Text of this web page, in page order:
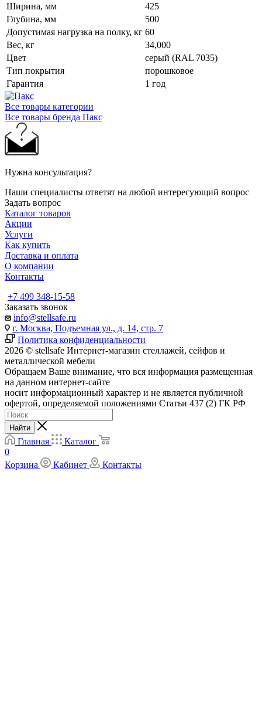
Ширина, мм
425
Глубина, мм
500
Допустимая нагрузка на полку, кг 60
Вес, кг
34,000
Цвет
серый (RAL 7035)
Тип покрытия
порошковое
Гарантия
1 год
Все товары категории
Все товары бренда Пакс
Нужна консультация?
Наши специалисты ответят на любой интересующий вопрос
Задать вопрос
Каталог товаров
Акции
Услуги
Как купить
Доставка и оплата
О компании
Контакты
+7 499 348-15-58
Заказать звонок
info@stellsafe.ru
г. Москва, Подъемная ул., д. 14, стр. 7
Политика конфиденциальности
2026 © stellsafe Интернет-магазин стеллажей, сейфов и
металлической мебели
Обращаем Ваше внимание, что вся информация размещенная
на данном интернет-сайте
носит информационный характер и не является публичной
офертой, определяемой положениями Статьи 437 (2) ГК РФ
Найти
Главная
Каталог
0
Корзина
Кабинет Контакты